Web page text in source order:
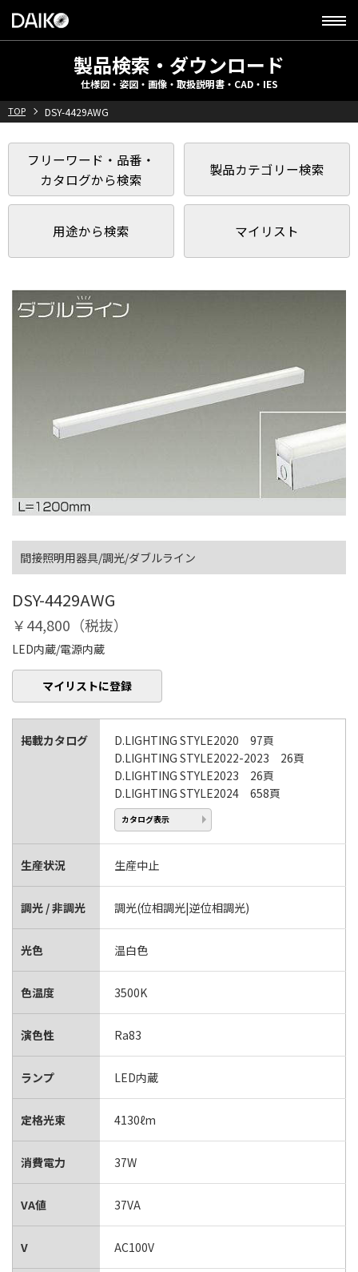
製品検索・ダウンロード
仕様図・姿図・画像・取扱説明書・CAD・IES
TOP DSY-4429AWG
フリーワード・品番・
カタログから検索
製品カテゴリー検索
用途から検索 マイリスト
間接照明用器具/調光/ダブルライン
DSY-4429AWG
￥44,800（税抜）
LED内蔵/電源内蔵
マイリストに登録
掲載カタログ
D.LIGHTING STYLE2020 97頁
D.LIGHTING STYLE2022-2023 26頁
D.LIGHTING STYLE2023 26頁
D.LIGHTING STYLE2024 658頁
カタログ表示
生産状況 生産中止
調光 / 非調光 調光(位相調光|逆位相調光)
光色 温白色
色温度 3500K
演色性 Ra83
ランプ LED内蔵
定格光束 4130ℓm
消費電力 37W
VA値 37VA
V AC100V